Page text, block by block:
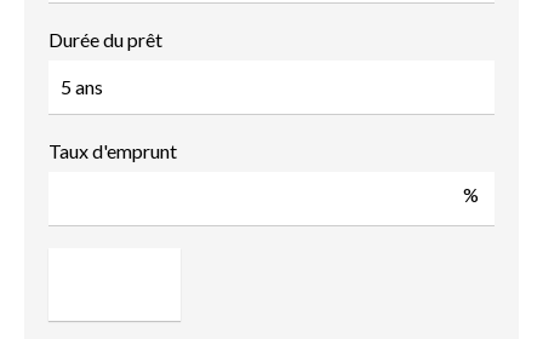
Durée du prêt
Taux d'emprunt
%